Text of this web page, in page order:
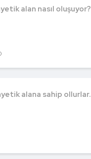
alan nasıl oluşuyor?
alana sahip ollurlar.